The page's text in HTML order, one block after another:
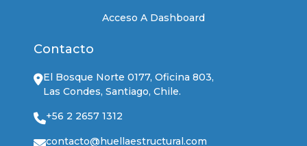
Acceso A Dashboard
Contacto
El Bosque Norte 0177, Oficina 803,
Las Condes, Santiago, Chile.
+56 2 2657 1312
contacto@huellaestructural.com